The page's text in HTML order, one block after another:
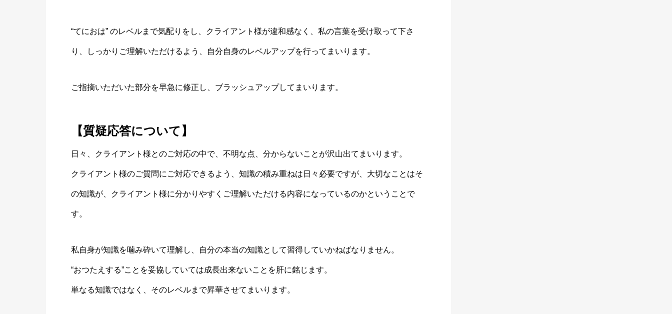
“てにおは” のレベルまで気配りをし、クライアント様が違和感なく、私の言葉を受け取って下さ
り、しっかりご理解いただけるよう、自分自身のレベルアップを行ってまいります。
ご指摘いただいた部分を早急に修正し、ブラッシュアップしてまいります。
【質疑応答について】
日々、クライアント様とのご対応の中で、不明な点、分からないことが沢山出てまいります。
クライアント様のご質問にご対応できるよう、知識の積み重ねは日々必要ですが、大切なことはそ
の知識が、クライアント様に分かりやすくご理解いただける内容になっているのかということで
す。
私自身が知識を噛み砕いて理解し、自分の本当の知識として習得していかねばなりません。
“おつたえする”ことを妥協していては成長出来ないことを肝に銘じます。
単なる知識ではなく、そのレベルまで昇華させてまいります。